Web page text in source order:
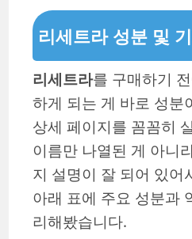
리세트라 성분 및
리세트라를 구매하기
하게 되는 게 바로 성분
상세 페이지를 꼼꼼히
이름만 나열된 게 아니
지 설명이 잘 되어 있어
아래 표에 주요 성분과
리해봤습니다.